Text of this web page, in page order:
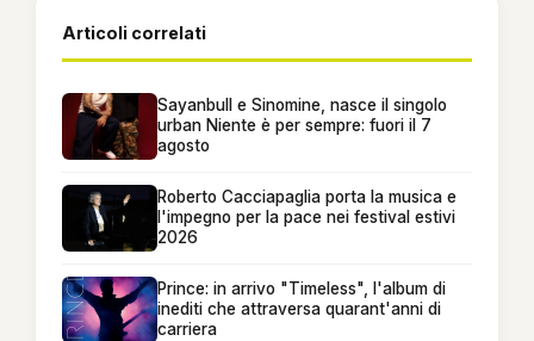
Articoli correlati
Sayanbull e Sinomine, nasce il singolo
urban Niente è per sempre: fuori il 7
agosto
Roberto Cacciapaglia porta la musica e
l'impegno per la pace nei festival estivi
2026
Prince: in arrivo "Timeless", l'album di
inediti che attraversa quarant'anni di
carriera